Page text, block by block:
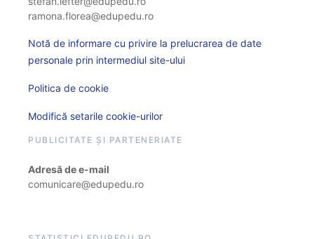
ramona.florea@edupedu.ro
Notă de informare cu privire la prelucrarea de date
personale prin intermediul site-ului
Politica de cookie
Modifică setarile cookie-urilor
PUBLICITATE ȘI PARTENERIATE
Adresă de e-mail
comunicare@edupedu.ro